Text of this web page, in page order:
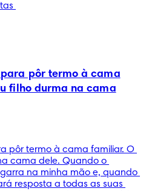
pôr termo à cama
filho durma na cama
pôr termo à cama familiar. O
cama dele. Quando o
na minha mão e, quando
resposta a todas as suas